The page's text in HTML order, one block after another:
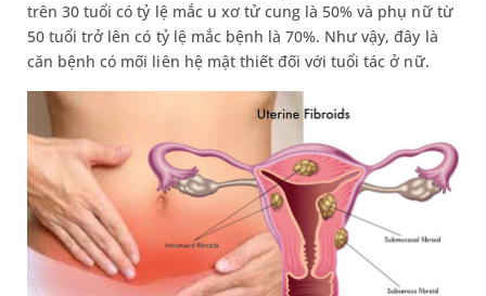
trên 30 tuổi có tỷ lệ mắc u xơ tử cung là 50% và phụ nữ từ
50 tuổi trở lên có tỷ lệ mắc bệnh là 70%. Như vậy, đây là
căn bệnh có mối liên hệ mật thiết đối với tuổi tác ở nữ.